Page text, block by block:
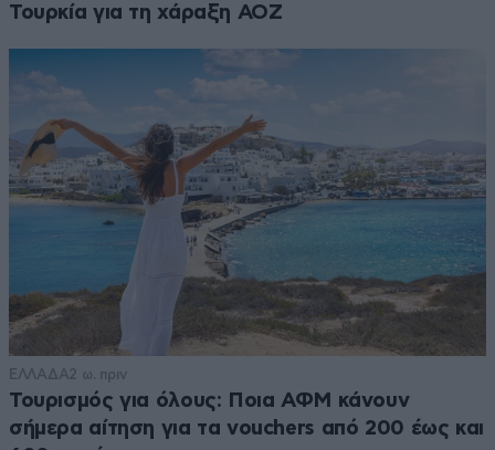
Τουρκία για τη χάραξη ΑΟΖ
ΕΛΛΑΔΑ2 ω. πριν
Τουρισμός για όλους: Ποια ΑΦΜ κάνουν
σήμερα αίτηση για τα vouchers από 200 έως και